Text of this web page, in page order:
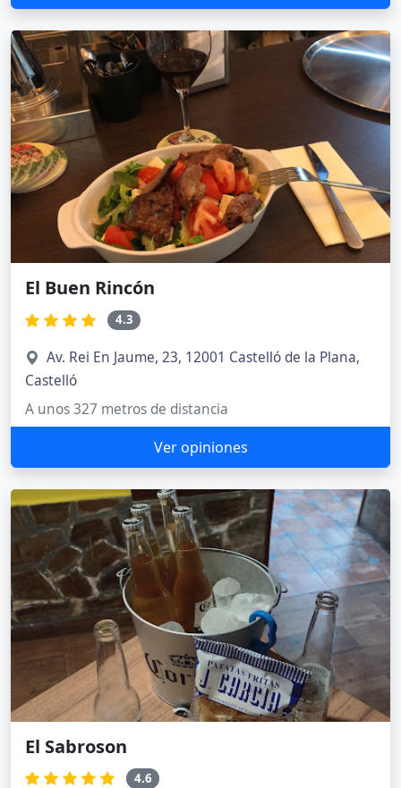
El Buen Rincón
4.3
Av. Rei En Jaume, 23, 12001 Castelló de la Plana,
Castelló
A unos 327 metros de distancia
Ver opiniones
El Sabroson
4.6